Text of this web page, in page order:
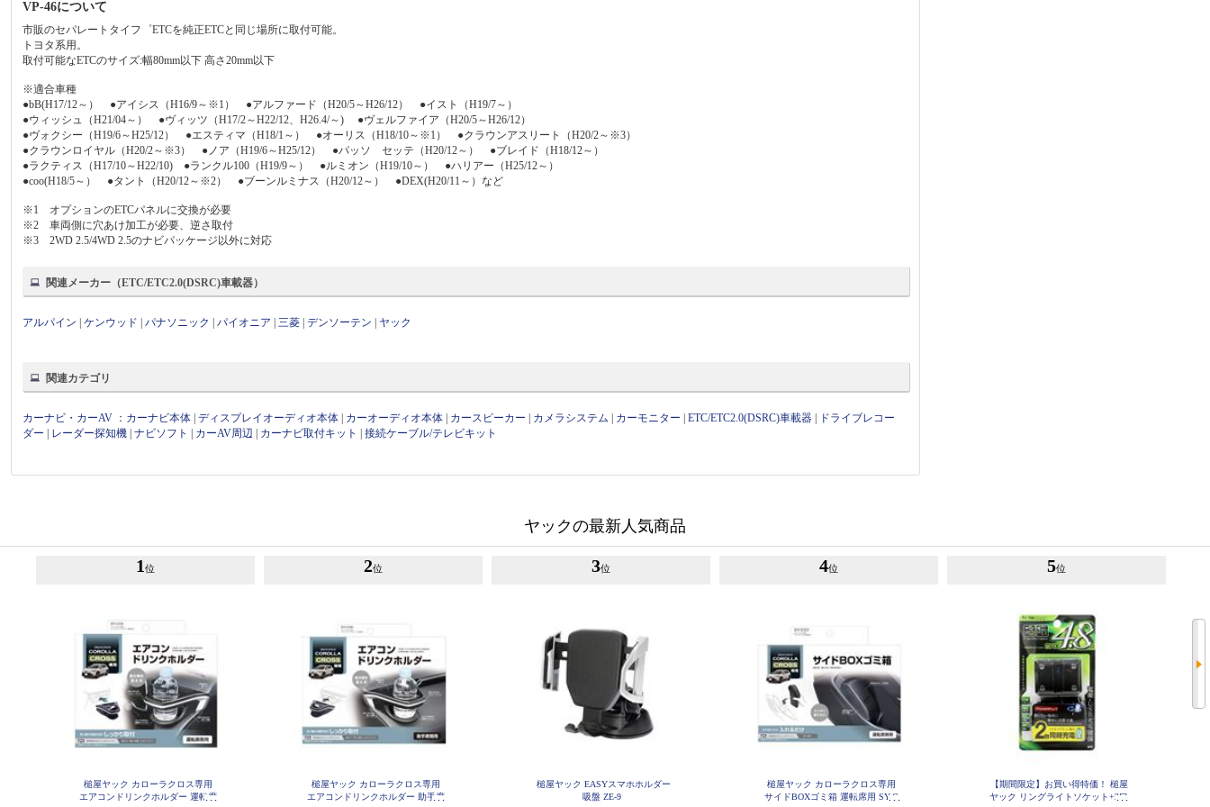
VP-46について
市販のセパレートタイフ゜ETCを純正ETCと同じ場所に取付可能。
トヨタ系用。
取付可能なETCのサイズ:幅80mm以下 高さ20mm以下
※適合車種
●bB(H17/12～） ●アイシス（H16/9～※1） ●アルファード（H20/5～H26/12） ●イスト（H19/7～）
●ウィッシュ（H21/04～） ●ヴィッツ（H17/2～H22/12、H26.4/～) ●ヴェルファイア（H20/5～H26/12）
●ヴォクシー（H19/6～H25/12） ●エスティマ（H18/1～） ●オーリス（H18/10～※1） ●クラウンアスリート（H20/2～※3）
●クラウンロイヤル（H20/2～※3） ●ノア（H19/6～H25/12） ●パッソ セッテ（H20/12～） ●ブレイド（H18/12～）
●ラクティス（H17/10～H22/10) ●ランクル100（H19/9～） ●ルミオン（H19/10～） ●ハリアー（H25/12～）
●coo(H18/5～） ●タント（H20/12～※2） ●ブーンルミナス（H20/12～） ●DEX(H20/11～）など
※1 オプションのETCパネルに交換が必要
※2 車両側に穴あけ加工が必要、逆さ取付
※3 2WD 2.5/4WD 2.5のナビパッケージ以外に対応
関連メーカー（ETC/ETC2.0(DSRC)車載器）
アルパイン |ケンウッド |パナソニック |パイオニア |三菱 |デンソーテン ヤック
関連カテゴリ
カーナビ・カーAV ： カーナビ本体 |ディスプレイオーディオ本体 カーオーディオ本体 カースピーカー カメラシステム カーモニター |ETC/ETC2.0(DSRC)車載器
ドライブレコー
ダー
レーダー探知機 |ナビソフト カーAV周辺 カーナビ取付キット |接続ケーブル/テレビキット
ヤックの最新人気商品
1 位
槌屋ヤック カローラクロス専用
エアコンドリンクホルダー 運転席
2位
槌屋ヤック カローラクロス専用
エアコンドリンクホルダー 助手席
3位
槌屋ヤック EASYスマホホルダー
吸盤 ZE-9
4位
槌屋ヤック カローラクロス専用
サイドBOXゴミ箱 運転席用 SY-C
5位
【期間限定】お買い得特価！ 槌屋
ヤック リングライトソケット+2口